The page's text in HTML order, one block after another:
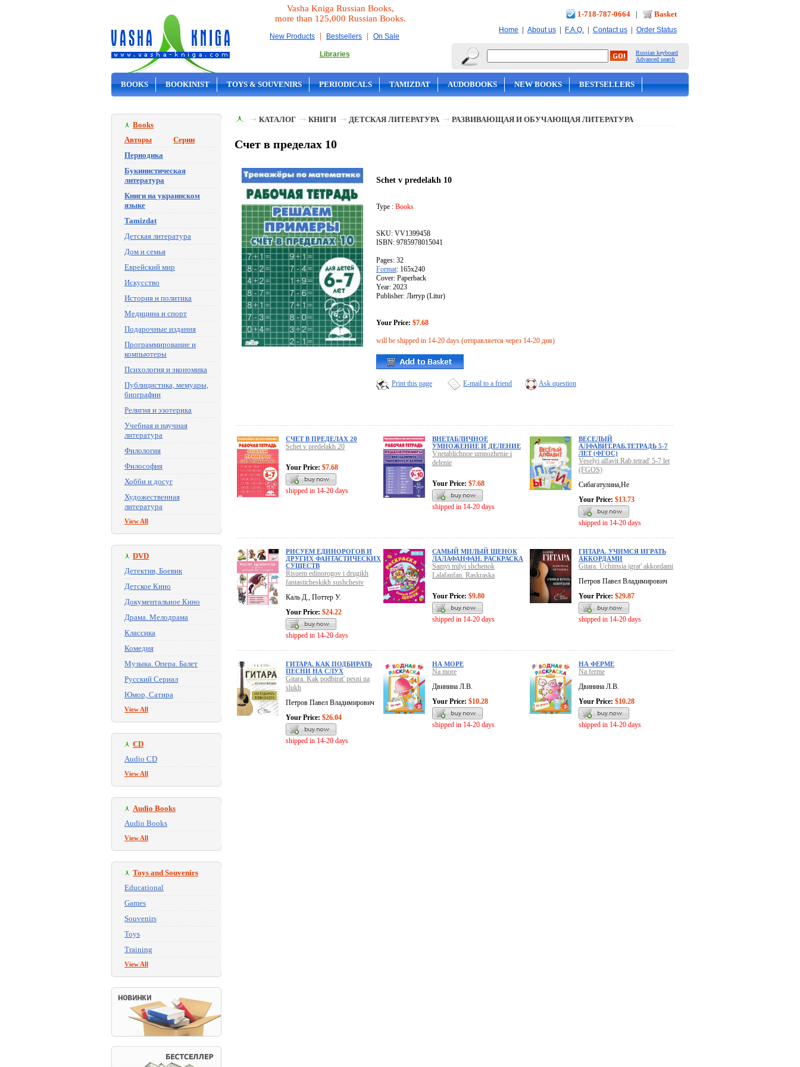
Vasha Kniga Russian Books,
more than 125,000 Russian Books.
New Products | Bestsellers | On Sale
Libraries
1-718-787-0664 | Basket
Home | About us | F.A.Q. | Contact us | Order Status
Russian keyboard
Advanced search
BOOKS BOOKINIST TOYS & SOUVENIRS PERIODICALS TAMIZDAT AUDOBOOKS NEW BOOKS BESTSELLERS
Books
Авторы
Серии
Периодика
Букинистическая
литература
Книги на украинском
языке
Tamizdat
Детская литература
Дом и семья
Еврейский мир
Искусство
История и политика
Медицина и спорт
Подарочные издания
Программирование и
компьютеры
Психология и экономика
Публицистика, мемуары,
биографии
Религия и эзотерика
Учебная и научная
литература
Филология
Философия
Хобби и досуг
Художественная
литература
View All
DVD
Детектив, Боевик
Детское Кино
Документальное Кино
Драма. Мелодрама
Классика
Комедия
Музыка. Опера. Балет
Русский Сериал
Юмор, Сатира
View All
CD
Audio CD
View All
Audio Books
Audio Books
View All
Toys and Souvenirs
Educational
Games
Souvenirs
Toys
Training
View All
КАТАЛОГ КНИГИ ДЕТСКАЯ ЛИТЕРАТУРА РАЗВИВАЮЩАЯ И ОБУЧАЮЩАЯ ЛИТЕРАТУРА
Счет в пределах 10
Schet v predelakh 10
Type : Books
SKU: VV1399458
ISBN: 9785978015041
Pages: 32
Format: 165x240
Cover: Paperback
Year: 2023
Publisher: Литур (Litur)
Your Price: $7.68
will be shipped in 14-20 days (отправляется через 14-20 дня)
Print this page E-mail to a friend Ask question
СЧЕТ В ПРЕДЕЛАХ 20
Schet v predelakh 20
Your Price: $7.68
shipped in 14-20 days
ВНЕТАБЛИЧНОЕ
УМНОЖЕНИЕ И ДЕЛЕНИЕ
Vnetablichnoe umnozhenie i
delenie
Your Price: $7.68
shipped in 14-20 days
ВЕСЕЛЫЙ
АЛФАВИТ.РАБ.ТЕТРАДЬ 5-7
ЛЕТ (ФГОС)
Veselyi alfavit.Rab.tetrad' 5-7 let
(FGOS)
Сибагатулина,Не
Your Price: $13.73
shipped in 14-20 days
РИСУЕМ ЕДИНОРОГОВ И
ДРУГИХ ФАНТАСТИЧЕСКИХ
СУЩЕСТВ
Risuem edinorogov i drugikh
fantasticheskikh sushchestv
Каль Д., Поттер У.
Your Price: $24.22
shipped in 14-20 days
САМЫЙ МИЛЫЙ ЩЕНОК
ЛАЛАФАНФАН. РАСКРАСКА
Samyi milyi shchenok
Lalafanfan. Raskraska
Your Price: $9.80
shipped in 14-20 days
ГИТАРА. УЧИМСЯ ИГРАТЬ
АККОРДАМИ
Gitara. Uchimsia igrat' akkordami
Петров Павел Владимирович
Your Price: $29.87
shipped in 14-20 days
ГИТАРА. КАК ПОДБИРАТЬ
ПЕСНИ НА СЛУХ
Gitara. Kak podbirat' pesni na
slukh
Петров Павел Владимирович
Your Price: $26.04
shipped in 14-20 days
НА МОРЕ
Na more
Двинина Л.В.
Your Price: $10.28
shipped in 14-20 days
НА ФЕРМЕ
Na ferme
Двинина Л.В.
Your Price: $10.28
shipped in 14-20 days